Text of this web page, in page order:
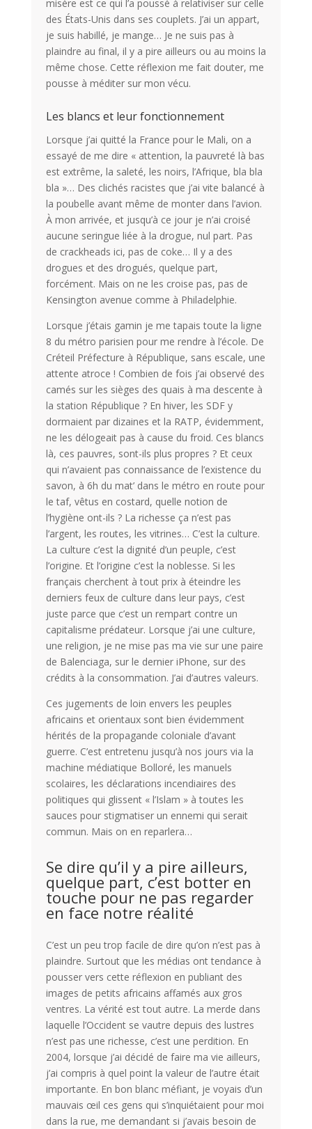
misère est ce qui l’a poussé à relativiser sur celle
des États-Unis dans ses couplets. J’ai un appart,
je suis habillé, je mange… Je ne suis pas à
plaindre au final, il y a pire ailleurs ou au moins la
même chose. Cette réflexion me fait douter, me
pousse à méditer sur mon vécu.
Les blancs et leur fonctionnement
Lorsque j’ai quitté la France pour le Mali, on a
essayé de me dire « attention, la pauvreté là bas
est extrême, la saleté, les noirs, l’Afrique, bla bla
bla »… Des clichés racistes que j’ai vite balancé à
la poubelle avant même de monter dans l’avion.
À mon arrivée, et jusqu’à ce jour je n’ai croisé
aucune seringue liée à la drogue, nul part. Pas
de crackheads ici, pas de coke… Il y a des
drogues et des drogués, quelque part,
forcément. Mais on ne les croise pas, pas de
Kensington avenue comme à Philadelphie.
Lorsque j’étais gamin je me tapais toute la ligne
8 du métro parisien pour me rendre à l’école. De
Créteil Préfecture à République, sans escale, une
attente atroce ! Combien de fois j’ai observé des
camés sur les sièges des quais à ma descente à
la station République ? En hiver, les SDF y
dormaient par dizaines et la RATP, évidemment,
ne les délogeait pas à cause du froid. Ces blancs
là, ces pauvres, sont-ils plus propres ? Et ceux
qui n’avaient pas connaissance de l’existence du
savon, à 6h du mat’ dans le métro en route pour
le taf, vêtus en costard, quelle notion de
l’hygiène ont-ils ? La richesse ça n’est pas
l’argent, les routes, les vitrines… C’est la culture.
La culture c’est la dignité d’un peuple, c’est
l’origine. Et l’origine c’est la noblesse. Si les
français cherchent à tout prix à éteindre les
derniers feux de culture dans leur pays, c’est
juste parce que c’est un rempart contre un
capitalisme prédateur. Lorsque j’ai une culture,
une religion, je ne mise pas ma vie sur une paire
de Balenciaga, sur le dernier iPhone, sur des
crédits à la consommation. J’ai d’autres valeurs.
Ces jugements de loin envers les peuples
africains et orientaux sont bien évidemment
hérités de la propagande coloniale d’avant
guerre. C’est entretenu jusqu’à nos jours via la
machine médiatique Bolloré, les manuels
scolaires, les déclarations incendiaires des
politiques qui glissent « l’Islam » à toutes les
sauces pour stigmatiser un ennemi qui serait
commun. Mais on en reparlera…
Se dire qu’il y a pire ailleurs,
quelque part, c’est botter en
touche pour ne pas regarder
en face notre réalité
C’est un peu trop facile de dire qu’on n’est pas à
plaindre. Surtout que les médias ont tendance à
pousser vers cette réflexion en publiant des
images de petits africains affamés aux gros
ventres. La vérité est tout autre. La merde dans
laquelle l’Occident se vautre depuis des lustres
n’est pas une richesse, c’est une perdition. En
2004, lorsque j’ai décidé de faire ma vie ailleurs,
j’ai compris à quel point la valeur de l’autre était
importante. En bon blanc méfiant, je voyais d’un
mauvais œil ces gens qui s’inquiétaient pour moi
dans la rue, me demandant si j’avais besoin de